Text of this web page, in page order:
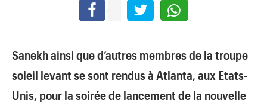
Sanekh ainsi que d’autres membres de la troupe
soleil levant se sont rendus à Atlanta, aux Etats-
Unis, pour la soirée de lancement de la nouvelle